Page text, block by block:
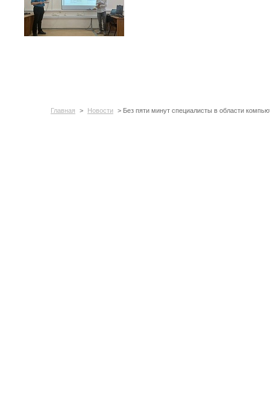
Главная > Новости > Без пяти минут специалисты в области